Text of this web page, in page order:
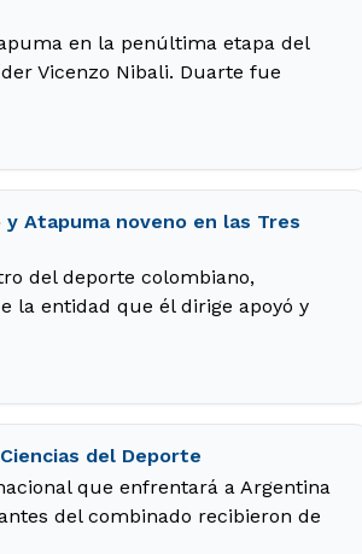
en la penúltima etapa del
Vicenzo Nibali. Duarte fue
Atapuma noveno en las Tres
del deporte colombiano,
la entidad que él dirige apoyó y
del Deporte
que enfrentará a Argentina
del combinado recibieron de